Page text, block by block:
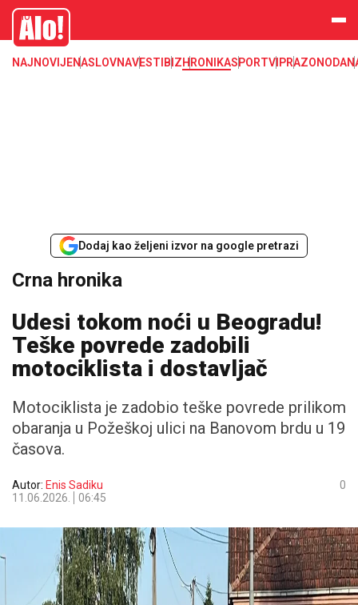
Crna hronika, smrt, ubistvo, likvidacija, krađa, pljačka, hapšenje, policija,
poginuli, zaplena, carina
Alo
NAJNOVIJENASLOVNAVESTI BIZHRONIKASPORTVIPRAZONODA
Dodaj kao željeni izvor na google pretrazi
Crna hronika
Udesi tokom noći u Beogradu!
Teške povrede zadobili
motociklista i dostavljač
Motociklista je zadobio teške povrede prilikom
obaranja u Požeškoj ulici na Banovom brdu u 19
časova.
Autor: Enis Sadiku
11.06.2026.
06:45
0